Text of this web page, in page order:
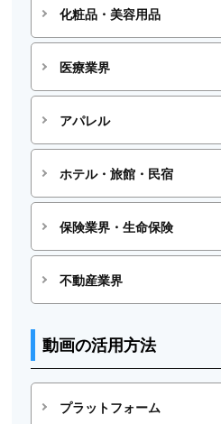
化粧品・美容用品
医療業界
アパレル
ホテル・旅館・民宿
保険業界・生命保険
不動産業界
動画の活用方法
プラットフォーム